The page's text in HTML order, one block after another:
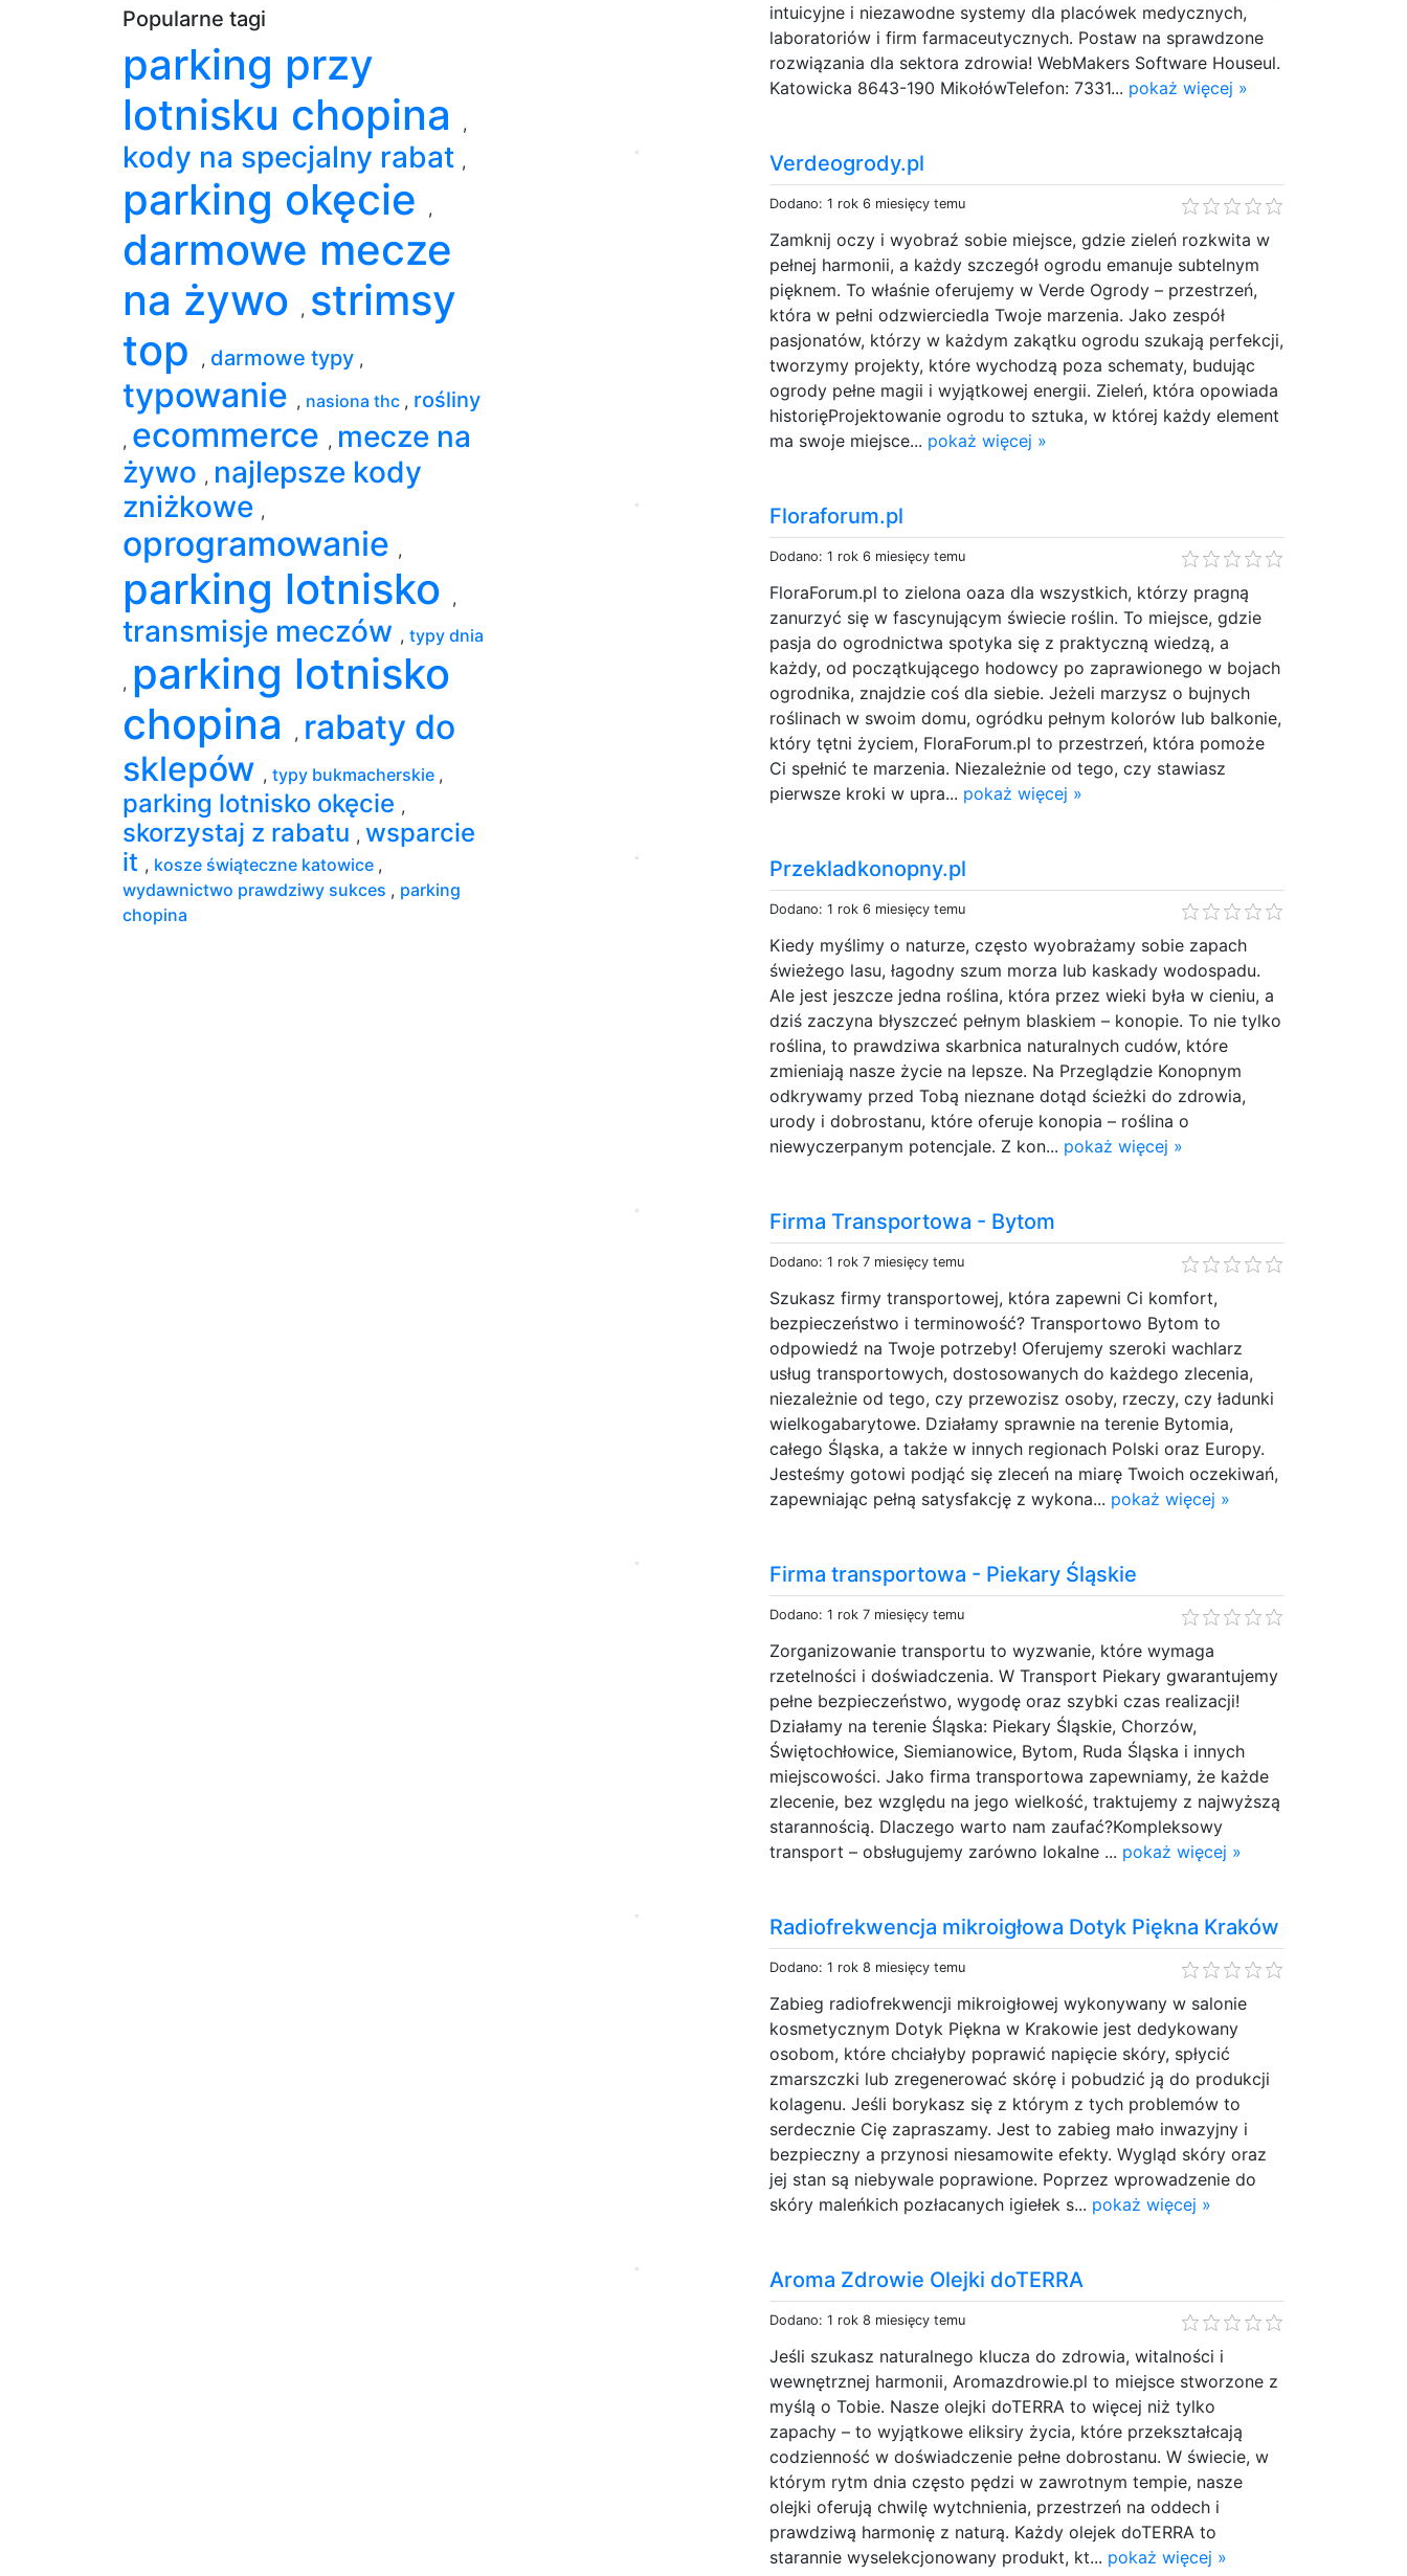
intuicyjne i niezawodne systemy dla placówek medycznych,
laboratoriów i firm farmaceutycznych. Postaw na sprawdzone
rozwiązania dla sektora zdrowia! WebMakers Software Houseul.
Katowicka 8643-190 MikołówTelefon: 7331... pokaż więcej »
Verdeogrody.pl
Dodano: 1 rok 6 miesięcy temu
Zamknij oczy i wyobraź sobie miejsce, gdzie zieleń rozkwita w
pełnej harmonii, a każdy szczegół ogrodu emanuje subtelnym
pięknem. To właśnie oferujemy w Verde Ogrody – przestrzeń,
która w pełni odzwierciedla Twoje marzenia. Jako zespół
pasjonatów, którzy w każdym zakątku ogrodu szukają perfekcji,
tworzymy projekty, które wychodzą poza schematy, budując
ogrody pełne magii i wyjątkowej energii. Zieleń, która opowiada
historięProjektowanie ogrodu to sztuka, w której każdy element
ma swoje miejsce... pokaż więcej »
Floraforum.pl
Dodano: 1 rok 6 miesięcy temu
FloraForum.pl to zielona oaza dla wszystkich, którzy pragną
zanurzyć się w fascynującym świecie roślin. To miejsce, gdzie
pasja do ogrodnictwa spotyka się z praktyczną wiedzą, a
każdy, od początkującego hodowcy po zaprawionego w bojach
ogrodnika, znajdzie coś dla siebie. Jeżeli marzysz o bujnych
roślinach w swoim domu, ogródku pełnym kolorów lub balkonie,
który tętni życiem, FloraForum.pl to przestrzeń, która pomoże
Ci spełnić te marzenia. Niezależnie od tego, czy stawiasz
pierwsze kroki w upra... pokaż więcej »
Przekladkonopny.pl
Dodano: 1 rok 6 miesięcy temu
Kiedy myślimy o naturze, często wyobrażamy sobie zapach
świeżego lasu, łagodny szum morza lub kaskady wodospadu.
Ale jest jeszcze jedna roślina, która przez wieki była w cieniu, a
dziś zaczyna błyszczeć pełnym blaskiem – konopie. To nie tylko
roślina, to prawdziwa skarbnica naturalnych cudów, które
zmieniają nasze życie na lepsze. Na Przeglądzie Konopnym
odkrywamy przed Tobą nieznane dotąd ścieżki do zdrowia,
urody i dobrostanu, które oferuje konopia – roślina o
niewyczerpanym potencjale. Z kon... pokaż więcej »
Firma Transportowa - Bytom
Dodano: 1 rok 7 miesięcy temu
Szukasz firmy transportowej, która zapewni Ci komfort,
bezpieczeństwo i terminowość? Transportowo Bytom to
odpowiedź na Twoje potrzeby! Oferujemy szeroki wachlarz
usług transportowych, dostosowanych do każdego zlecenia,
niezależnie od tego, czy przewozisz osoby, rzeczy, czy ładunki
wielkogabarytowe. Działamy sprawnie na terenie Bytomia,
całego Śląska, a także w innych regionach Polski oraz Europy.
Jesteśmy gotowi podjąć się zleceń na miarę Twoich oczekiwań,
zapewniając pełną satysfakcję z wykona... pokaż więcej »
Firma transportowa - Piekary Śląskie
Dodano: 1 rok 7 miesięcy temu
Zorganizowanie transportu to wyzwanie, które wymaga
rzetelności i doświadczenia. W Transport Piekary gwarantujemy
pełne bezpieczeństwo, wygodę oraz szybki czas realizacji!
Działamy na terenie Śląska: Piekary Śląskie, Chorzów,
Świętochłowice, Siemianowice, Bytom, Ruda Śląska i innych
miejscowości. Jako firma transportowa zapewniamy, że każde
zlecenie, bez względu na jego wielkość, traktujemy z najwyższą
starannością. Dlaczego warto nam zaufać?Kompleksowy
transport – obsługujemy zarówno lokalne ... pokaż więcej »
Radiofrekwencja mikroigłowa Dotyk Piękna Kraków
Dodano: 1 rok 8 miesięcy temu
Zabieg radiofrekwencji mikroigłowej wykonywany w salonie
kosmetycznym Dotyk Piękna w Krakowie jest dedykowany
osobom, które chciałyby poprawić napięcie skóry, spłycić
zmarszczki lub zregenerować skórę i pobudzić ją do produkcji
kolagenu. Jeśli borykasz się z którym z tych problemów to
serdecznie Cię zapraszamy. Jest to zabieg mało inwazyjny i
bezpieczny a przynosi niesamowite efekty. Wygląd skóry oraz
jej stan są niebywale poprawione. Poprzez wprowadzenie do
skóry maleńkich pozłacanych igiełek s... pokaż więcej »
Aroma Zdrowie Olejki doTERRA
Dodano: 1 rok 8 miesięcy temu
Jeśli szukasz naturalnego klucza do zdrowia, witalności i
wewnętrznej harmonii, Aromazdrowie.pl to miejsce stworzone z
myślą o Tobie. Nasze olejki doTERRA to więcej niż tylko
zapachy – to wyjątkowe eliksiry życia, które przekształcają
codzienność w doświadczenie pełne dobrostanu. W świecie, w
którym rytm dnia często pędzi w zawrotnym tempie, nasze
olejki oferują chwilę wytchnienia, przestrzeń na oddech i
prawdziwą harmonię z naturą. Każdy olejek doTERRA to
starannie wyselekcjonowany produkt, kt... pokaż więcej »
Popularne tagi
parking przy
lotnisku chopina
,
kody na specjalny rabat ,
parking okęcie ,
darmowe mecze
na żywo
, strimsy
top
, darmowe typy ,
typowanie , nasiona thc , rośliny
, ecommerce , mecze na
żywo , najlepsze kody
zniżkowe ,
oprogramowanie ,
parking lotnisko ,
transmisje meczów , typy dnia
, parking lotnisko
chopina
, rabaty do
sklepów , typy bukmacherskie ,
parking lotnisko okęcie ,
skorzystaj z rabatu , wsparcie
it , kosze świąteczne katowice ,
wydawnictwo prawdziwy sukces , parking
chopina